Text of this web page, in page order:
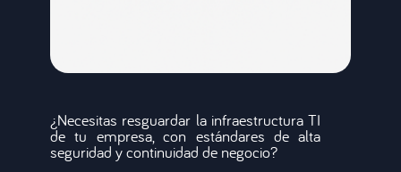
¿Necesitas resguardar la infraestructura TI
de tu empresa, con estándares de alta
seguridad y continuidad de negocio?